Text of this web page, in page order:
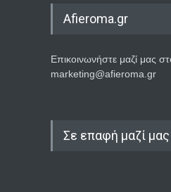
Afieroma.gr
Επικοινωνήστε μαζί μας
marketing@afieroma.gr
Σε επαφή μαζί μας